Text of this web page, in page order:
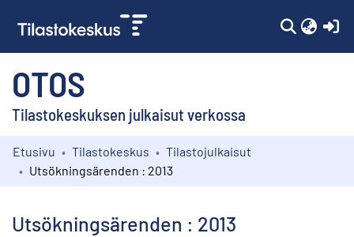
OTOS
Tilastokeskuksen julkaisut verkossa
Kokoelmat
Etusivu Tilastokeskus
Tilastojulkaisut
Utsökningsärenden : 2013
Utsökningsärenden : 2013